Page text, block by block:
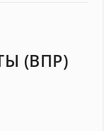
(ВПР)